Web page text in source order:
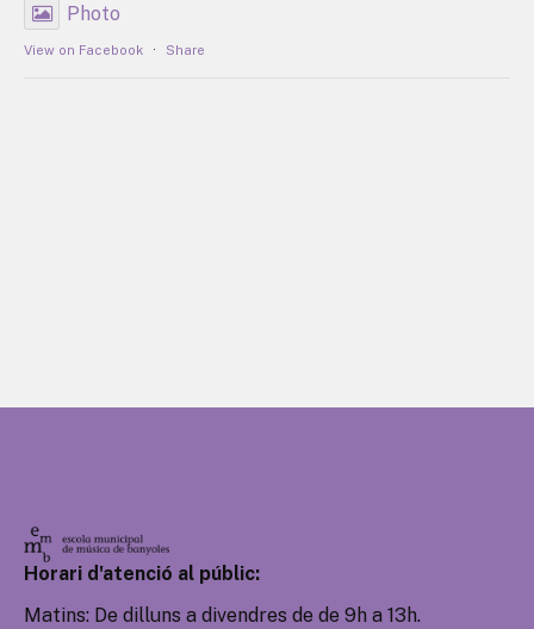
Photo
View on Facebook · Share
Horari d'atenció al públic:
Matins: De dilluns a divendres de de 9h a 13h.